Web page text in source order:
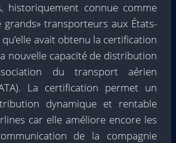
historiquement connue comme
grands» transporteurs aux États-
avait obtenu la certification
nouvelle capacité de distribution
du transport aérien
La certification permet un
dynamique et rentable
car elle améliore encore les
de la compagnie